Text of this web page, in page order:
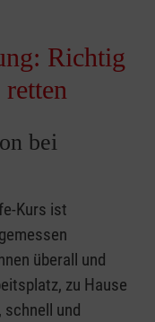
Richtig
bei
Kurs ist
überall und
zu Hause
schnell und